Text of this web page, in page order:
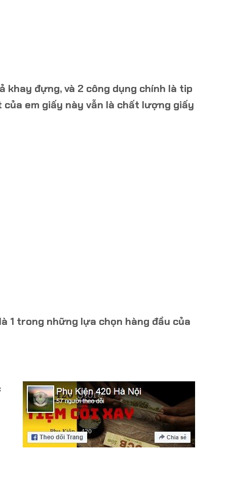
đựng, và 2 công dụng chính là tip
của em giấy này vẫn là chất lượng giấy
trong những lựa chọn hàng đầu của